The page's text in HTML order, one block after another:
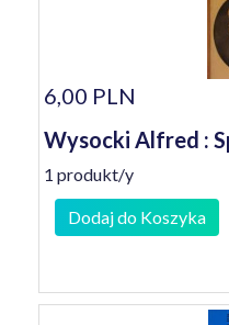
6,00 PLN
Wysocki Alfred :
1 produkt/y
Dodaj do Koszyka